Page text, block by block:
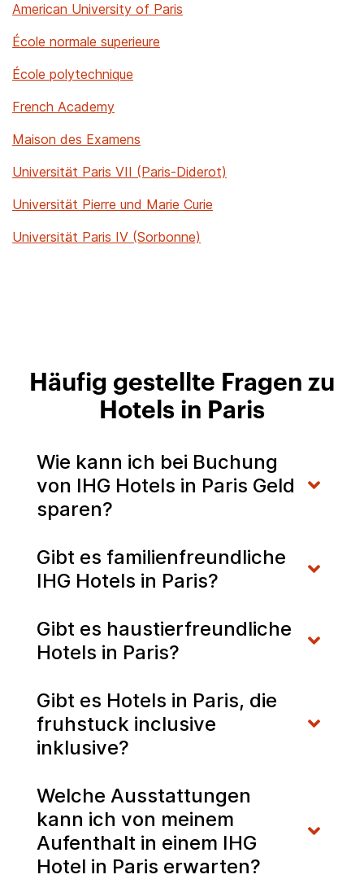
American University of Paris
École normale superieure
École polytechnique
French Academy
Maison des Examens
Universität Paris VII (Paris-Diderot)
Universität Pierre und Marie Curie
Universität Paris IV (Sorbonne)
Häufig gestellte Fragen zu
Hotels in Paris
Wie kann ich bei Buchung
von IHG Hotels in Paris Geld
sparen?
Gibt es familienfreundliche
IHG Hotels in Paris?
Gibt es haustierfreundliche
Hotels in Paris?
Gibt es Hotels in Paris, die
fruhstuck inclusive
inklusive?
Welche Ausstattungen
kann ich von meinem
Aufenthalt in einem IHG
Hotel in Paris erwarten?